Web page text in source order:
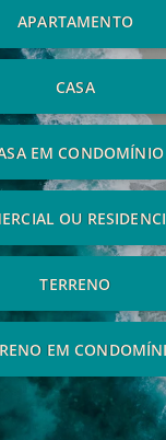
APARTAMENTO
CASA
EM CONDOMÍNIO
OU
TERRENO
EM